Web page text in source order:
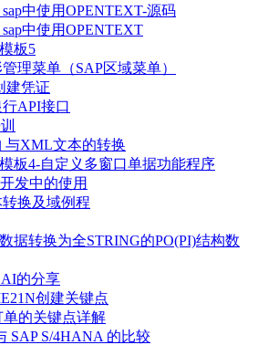
中使用OPENTEXT-源码
中使用OPENTEXT
板5
理菜单（SAP区域菜单）
建凭证
API接口
与XML文本的转换
板4-自定义多窗口单据功能程序
发中的使用
换及域例程
据转换为全STRING的PO(PI)结构数
的分享
创建关键点
单的关键点详解
SAP S/4HANA 的比较